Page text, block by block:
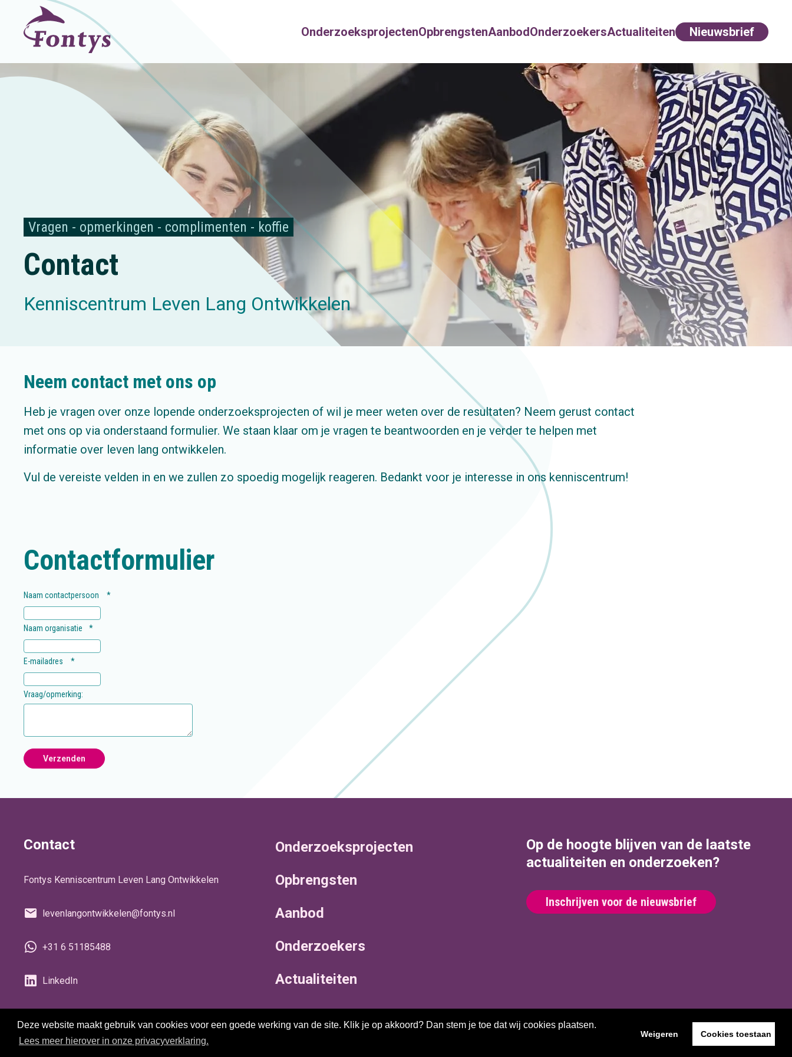
Deze website maakt gebruik van cookies voor een goede werking van de site. Klik je op akkoord? Dan stem je toe dat wij cookies plaatsen.
Lees meer hierover in onze privacyverklaring.
Weigeren Cookies toestaan
OnderzoeksprojectenOpbrengstenAanbodOnderzoekersActualiteiten Nieuwsbrief
Vragen - opmerkingen - complimenten - koffie
Contact
Kenniscentrum Leven Lang Ontwikkelen
Neem contact met ons op
Heb je vragen over onze lopende onderzoeksprojecten of wil je meer weten over de resultaten? Neem gerust contact
met ons op via onderstaand formulier. We staan klaar om je vragen te beantwoorden en je verder te helpen met
informatie over leven lang ontwikkelen.
Vul de vereiste velden in en we zullen zo spoedig mogelijk reageren. Bedankt voor je interesse in ons kenniscentrum!
Contactformulier
Naam contactpersoon *
Naam organisatie *
E-mailadres *
Vraag/opmerking:
Contact
Fontys Kenniscentrum Leven Lang Ontwikkelen
levenlangontwikkelen@fontys.nl
+31 6 51185488
LinkedIn
Onderzoeksprojecten
Opbrengsten
Aanbod
Onderzoekers
Actualiteiten
Op de hoogte blijven van de laatste
actualiteiten en onderzoeken?
Inschrijven voor de nieuwsbrief